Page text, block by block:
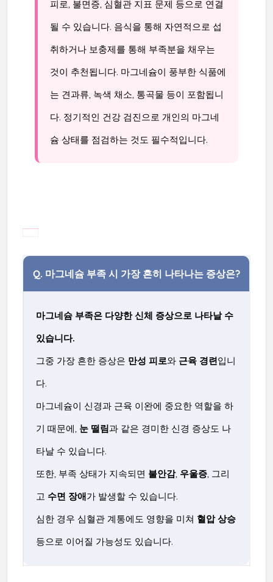
피로, 불면증, 심혈관 지표 문제 등으로 연결
될 수 있습니다. 음식을 통해 자연적으로 섭
취하거나 보충제를 통해 부족분을 채우는
것이 추천됩니다. 마그네슘이 풍부한 식품에
는 견과류, 녹색 채소, 통곡물 등이 포함됩니
다. 정기적인 건강 검진으로 개인의 마그네
슘 상태를 점검하는 것도 필수적입니다.
Q. 마그네슘 부족 시 가장 흔히 나타나는 증상은?
마그네슘 부족은 다양한 신체 증상으로 나타날 수
있습니다.
그중 가장 흔한 증상은 만성 피로와 근육 경련입니
다.
마그네슘이 신경과 근육 이완에 중요한 역할을 하
기 때문에, 눈 떨림과 같은 경미한 신경 증상도 나
타날 수 있습니다.
또한, 부족 상태가 지속되면 불안감, 우울증, 그리
고 수면 장애가 발생할 수 있습니다.
심한 경우 심혈관 계통에도 영향을 미쳐 혈압 상승
등으로 이어질 가능성도 있습니다.